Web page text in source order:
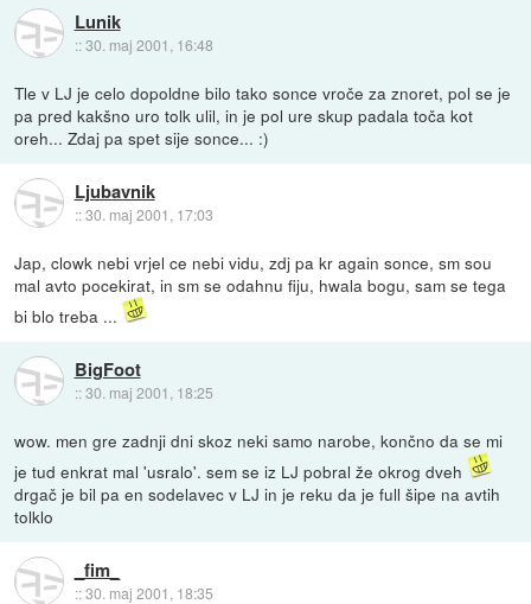
Lunik
::30. maj 2001, 16:48
Tle v LJ je celo dopoldne bilo tako sonce vroče za znoret, pol se je
pa pred kakšno uro tolk ulil, in je pol ure skup padala toča kot
oreh... Zdaj pa spet sije sonce... :)
Ljubavnik
::30. maj 2001, 17:03
Jap, clowk nebi vrjel ce nebi vidu, zdj pa kr again sonce, sm sou
mal avto pocekirat, in sm se odahnu fiju, hwala bogu, sam se tega
bi blo treba ...
BigFoot
::30. maj 2001, 18:25
wow. men gre zadnji dni skoz neki samo narobe, končno da se mi
je tud enkrat mal 'usralo'. sem se iz LJ pobral že okrog dveh
drgač je bil pa en sodelavec v LJ in je reku da je full šipe na avtih
tolklo
_fim_
::30. maj 2001, 18:35